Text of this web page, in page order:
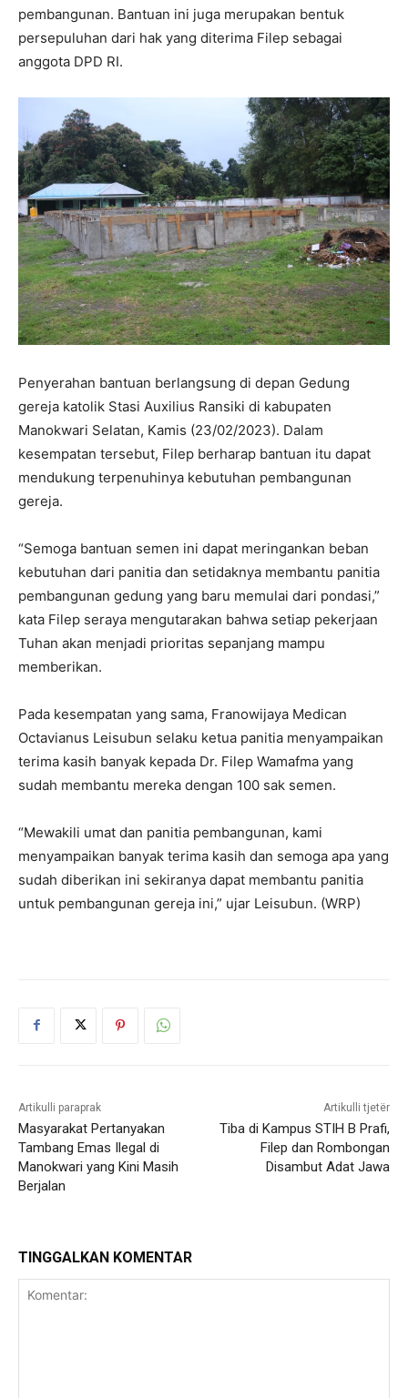
pembangunan. Bantuan ini juga merupakan bentuk
persepuluhan dari hak yang diterima Filep sebagai
anggota DPD RI.
Penyerahan bantuan berlangsung di depan Gedung
gereja katolik Stasi Auxilius Ransiki di kabupaten
Manokwari Selatan, Kamis (23/02/2023). Dalam
kesempatan tersebut, Filep berharap bantuan itu dapat
mendukung terpenuhinya kebutuhan pembangunan
gereja.
“Semoga bantuan semen ini dapat meringankan beban
kebutuhan dari panitia dan setidaknya membantu panitia
pembangunan gedung yang baru memulai dari pondasi,”
kata Filep seraya mengutarakan bahwa setiap pekerjaan
Tuhan akan menjadi prioritas sepanjang mampu
memberikan.
Pada kesempatan yang sama, Franowijaya Medican
Octavianus Leisubun selaku ketua panitia menyampaikan
terima kasih banyak kepada Dr. Filep Wamafma yang
sudah membantu mereka dengan 100 sak semen.
“Mewakili umat dan panitia pembangunan, kami
menyampaikan banyak terima kasih dan semoga apa yang
sudah diberikan ini sekiranya dapat membantu panitia
untuk pembangunan gereja ini,” ujar Leisubun. (WRP)
Artikulli paraprak
Masyarakat Pertanyakan
Tambang Emas Ilegal di
Manokwari yang Kini Masih
Berjalan
Artikulli tjetër
Tiba di Kampus STIH B Prafi,
Filep dan Rombongan
Disambut Adat Jawa
TINGGALKAN KOMENTAR